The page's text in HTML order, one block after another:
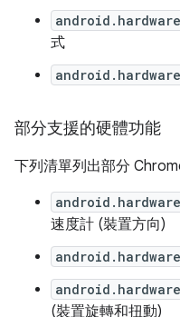
式
部分支援的硬體功能
下列清單列出部分
速度計 (裝置方向)
(裝置旋轉和扭動)